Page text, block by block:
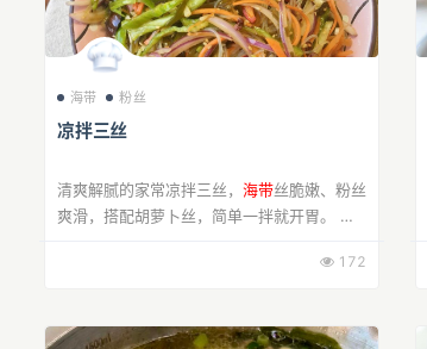
海带 粉丝
凉拌三丝
清爽解腻的家常凉拌三丝， 海带丝脆嫩、粉丝
爽滑，搭配胡萝卜丝，简单一拌就开胃。 泡
入味，蒜香与料汁融合，口感丰富不单调。172